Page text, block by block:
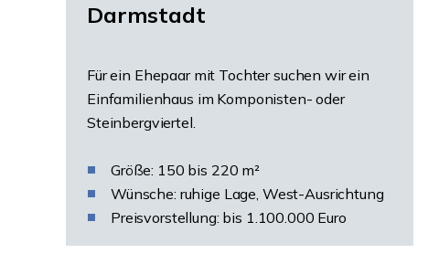
Darmstadt
Für ein Ehepaar mit Tochter suchen wir ein
Einfamilienhaus im Komponisten- oder
Steinbergviertel.
Größe: 150 bis 220 m²
Wünsche: ruhige Lage, West-Ausrichtung
Preisvorstellung: bis 1.100.000 Euro